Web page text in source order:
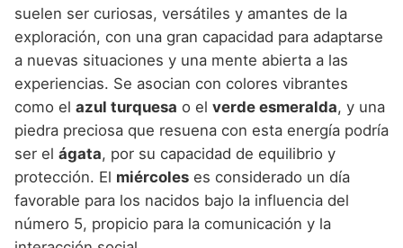
suelen ser curiosas, versátiles y amantes de la
exploración, con una gran capacidad para adaptarse
a nuevas situaciones y una mente abierta a las
experiencias. Se asocian con colores vibrantes
como el azul turquesa o el verde esmeralda, y una
piedra preciosa que resuena con esta energía podría
ser el ágata, por su capacidad de equilibrio y
protección. El miércoles es considerado un día
favorable para los nacidos bajo la influencia del
número 5, propicio para la comunicación y la